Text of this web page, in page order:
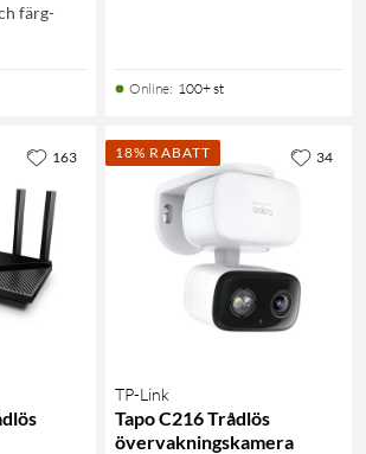
färg-
Online: 100+ st
163 18% RABATT
TP-Link
Tapo C216 Trådlös
övervakningskamera
34